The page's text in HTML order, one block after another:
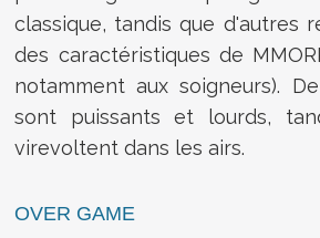
classique, tandis que d'autres
des caractéristiques de
notamment aux soigneurs).
sont puissants et lourds,
virevoltent dans les airs.
OVER GAME